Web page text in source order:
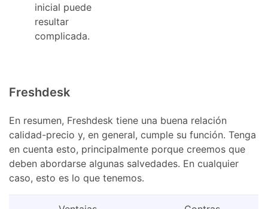
inicial puede
resultar
complicada.
Freshdesk
En resumen, Freshdesk tiene una buena relación
calidad-precio y, en general, cumple su función. Tenga
en cuenta esto, principalmente porque creemos que
deben abordarse algunas salvedades. En cualquier
caso, esto es lo que tenemos.